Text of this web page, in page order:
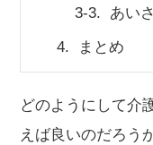
3-3.
あい
4.
まとめ
どのようにして介
えば良いのだろう